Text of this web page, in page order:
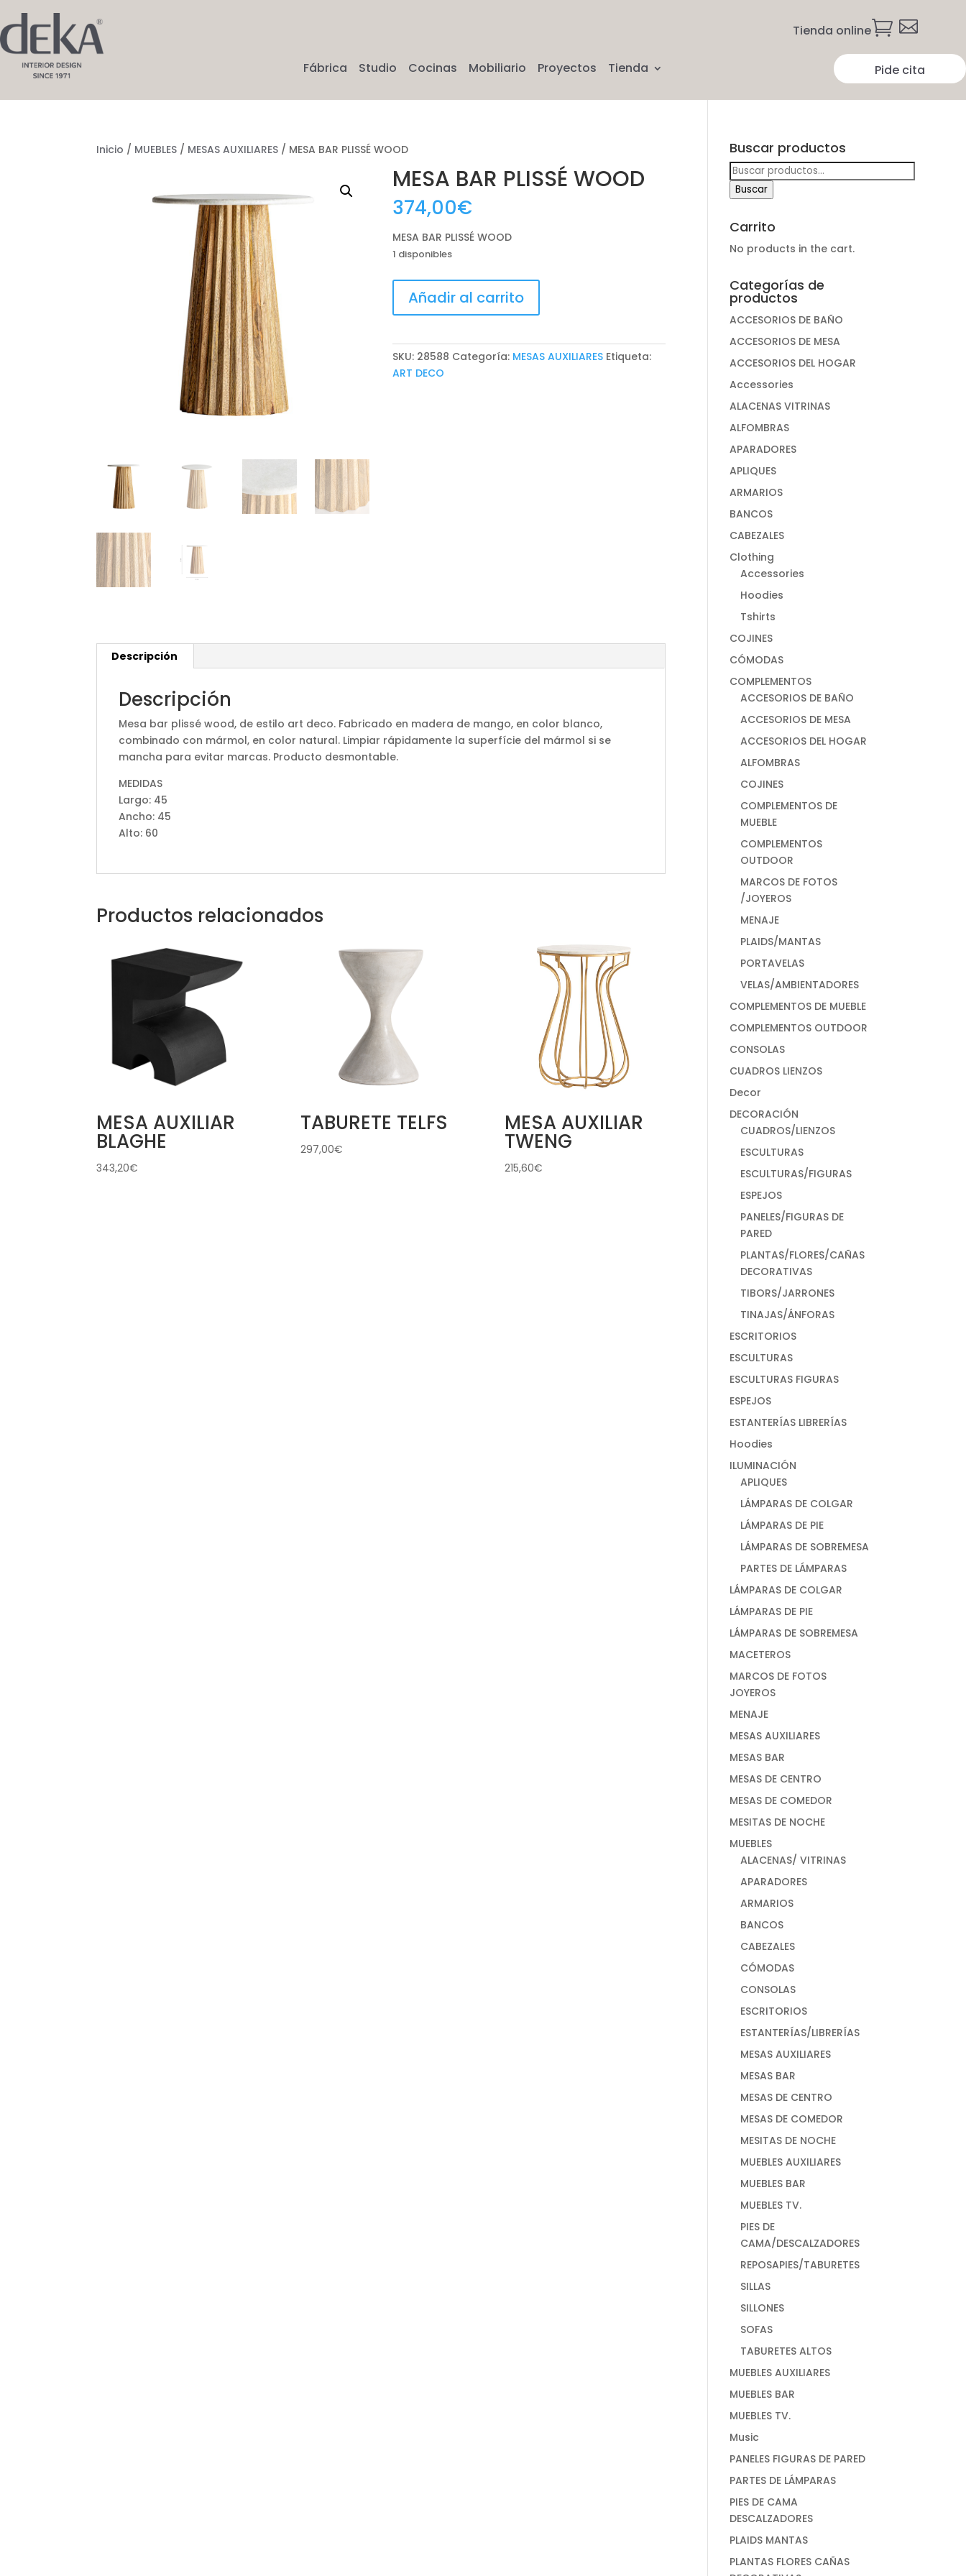
Tienda online 
Fábrica Studio Cocinas Mobiliario Proyectos Tienda Pide cita
Inicio / MUEBLES / MESAS AUXILIARES / MESA BAR PLISSÉ WOOD
MESA BAR PLISSÉ WOOD
374,00€
MESA BAR PLISSÉ WOOD
1 disponibles
BAR
PLISSÉ
cantidad
Añadir al carrito
SKU: 28588 Categoría: MESAS AUXILIARES Etiqueta:
ART DECO
Descripción
Descripción
Mesa bar plissé wood, de estilo art deco. Fabricado en madera de mango, en color blanco,
combinado con mármol, en color natural. Limpiar rápidamente la superfície del mármol si se
mancha para evitar marcas. Producto desmontable.
MEDIDAS
Largo: 45
Ancho: 45
Alto: 60
Productos relacionados
MESA AUXILIAR
BLAGHE
343,20€
TABURETE TELFS
297,00€
MESA AUXILIAR
TWENG
215,60€
Buscar productos
Buscar
por:
Buscar
Carrito
No products in the cart.
Categorías de
productos
ACCESORIOS DE BAÑO
ACCESORIOS DE MESA
ACCESORIOS DEL HOGAR
Accessories
ALACENAS VITRINAS
ALFOMBRAS
APARADORES
APLIQUES
ARMARIOS
BANCOS
CABEZALES
Clothing
Accessories
Hoodies
Tshirts
COJINES
CÓMODAS
COMPLEMENTOS
ACCESORIOS DE BAÑO
ACCESORIOS DE MESA
ACCESORIOS DEL HOGAR
ALFOMBRAS
COJINES
COMPLEMENTOS DE
MUEBLE
COMPLEMENTOS
OUTDOOR
MARCOS DE FOTOS
/JOYEROS
MENAJE
PLAIDS/MANTAS
PORTAVELAS
VELAS/AMBIENTADORES
COMPLEMENTOS DE MUEBLE
COMPLEMENTOS OUTDOOR
CONSOLAS
CUADROS LIENZOS
Decor
DECORACIÓN
CUADROS/LIENZOS
ESCULTURAS
ESCULTURAS/FIGURAS
ESPEJOS
PANELES/FIGURAS DE
PARED
PLANTAS/FLORES/CAÑAS
DECORATIVAS
TIBORS/JARRONES
TINAJAS/ÁNFORAS
ESCRITORIOS
ESCULTURAS
ESCULTURAS FIGURAS
ESPEJOS
ESTANTERÍAS LIBRERÍAS
Hoodies
ILUMINACIÓN
APLIQUES
LÁMPARAS DE COLGAR
LÁMPARAS DE PIE
LÁMPARAS DE SOBREMESA
PARTES DE LÁMPARAS
LÁMPARAS DE COLGAR
LÁMPARAS DE PIE
LÁMPARAS DE SOBREMESA
MACETEROS
MARCOS DE FOTOS
JOYEROS
MENAJE
MESAS AUXILIARES
MESAS BAR
MESAS DE CENTRO
MESAS DE COMEDOR
MESITAS DE NOCHE
MUEBLES
ALACENAS/ VITRINAS
APARADORES
ARMARIOS
BANCOS
CABEZALES
CÓMODAS
CONSOLAS
ESCRITORIOS
ESTANTERÍAS/LIBRERÍAS
MESAS AUXILIARES
MESAS BAR
MESAS DE CENTRO
MESAS DE COMEDOR
MESITAS DE NOCHE
MUEBLES AUXILIARES
MUEBLES BAR
MUEBLES TV.
PIES DE
CAMA/DESCALZADORES
REPOSAPIES/TABURETES
SILLAS
SILLONES
SOFAS
TABURETES ALTOS
MUEBLES AUXILIARES
MUEBLES BAR
MUEBLES TV.
Music
PANELES FIGURAS DE PARED
PARTES DE LÁMPARAS
PIES DE CAMA
DESCALZADORES
PLAIDS MANTAS
PLANTAS FLORES CAÑAS